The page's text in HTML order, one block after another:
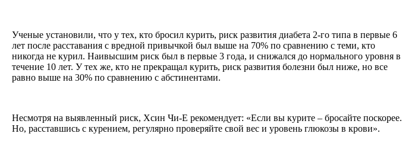
Ученые установили, что у тех, кто бросил курить, риск развития диабета 2-го типа в первые 6
лет после расставания с вредной привычкой был выше на 70% по сравнению с теми, кто
никогда не курил. Наивысшим риск был в первые 3 года, и снижался до нормального уровня в
течение 10 лет. У тех же, кто не прекращал курить, риск развития болезни был ниже, но все
равно выше на 30% по сравнению с абстинентами.
Несмотря на выявленный риск, Хсин Чи-Е рекомендует: «Если вы курите – бросайте поскорее.
Но, расставшись с курением, регулярно проверяйте свой вес и уровень глюкозы в крови».